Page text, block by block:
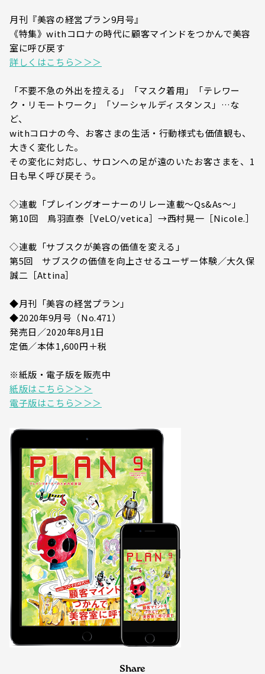
月刊『美容の経営プラン9月号』
《特集》withコロナの時代に顧客マインドをつかんで美容
室に呼び戻す
詳しくはこちら＞＞＞
「不要不急の外出を控える」「マスク着用」「テレワー
ク・リモートワーク」「ソーシャルディスタンス」…な
ど、
withコロナの今、お客さまの生活・行動様式も価値観も、
大きく変化した。
その変化に対応し、サロンへの足が遠のいたお客さまを、1
日も早く呼び戻そう。
◇連載「プレイングオーナーのリレー連載～Qs&As～」
第10回 鳥羽直泰［VeLO/vetica］→西村晃一［Nicole.］
◇連載「サブスクが美容の価値を変える」
第5回 サブスクの価値を向上させるユーザー体験／大久保
誠二［Attina］
◆月刊「美容の経営プラン」
◆2020年9月号（No.471）
発売日／2020年8月1日
定価／本体1,600円＋税
※紙版・電子版を販売中
紙版はこちら＞＞＞
電子版はこちら＞＞＞
Share